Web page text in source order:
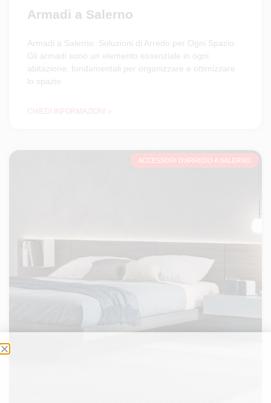
Armadi a Salerno
Armadi a Salerno: Soluzioni di Arredo per Ogni Spazio
Gli armadi sono un elemento essenziale in ogni
abitazione, fondamentali per organizzare e ottimizzare
lo spazio
CHIEDI INFORMAZIONI »
ACCESSORI D'ARREDO A SALERNO